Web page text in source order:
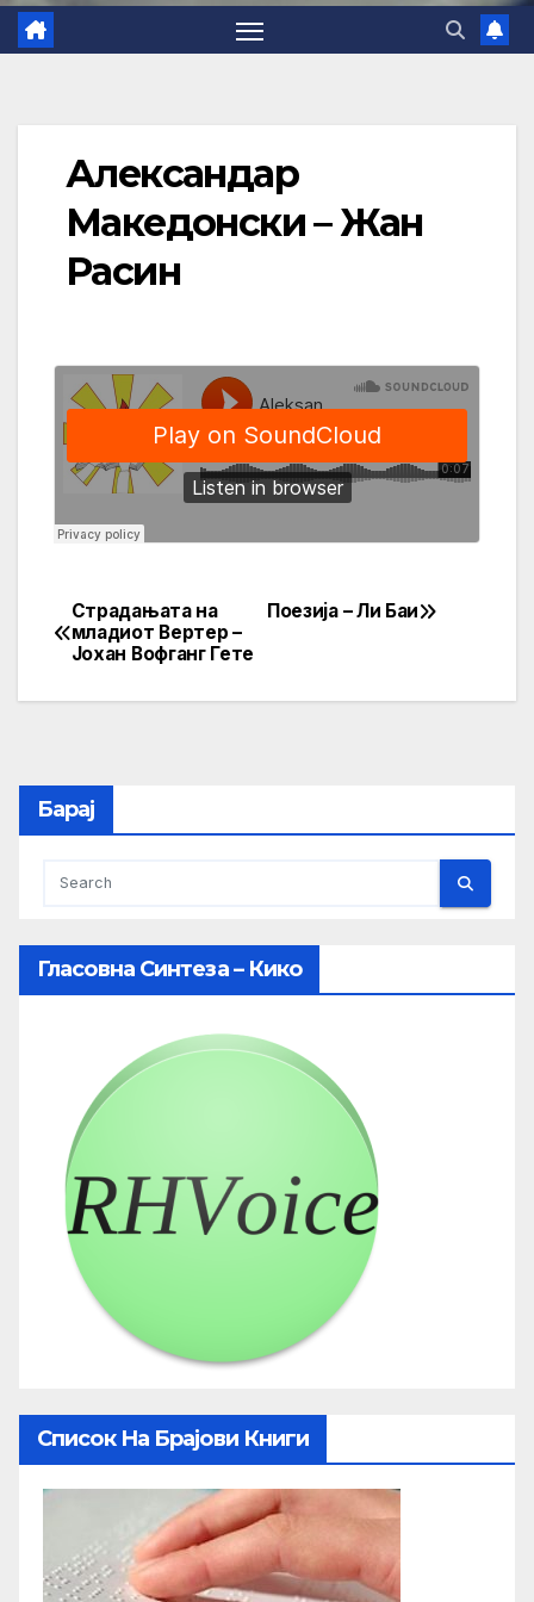
Александар
Македонски – Жан
Расин
Post
navigation
Поезија – Ли Баи
Страдањата на
младиот Вертер –
Јохан Вофганг Гете
Барај
Гласовна Синтеза – Кико
Список На Брајови Книги